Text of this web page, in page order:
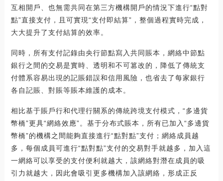
互相開戶、也無需共同在第三方機構開戶的情況下進行“點對
點”直接支付，且可實現“支付即結算”，整個過程實時完成，
大大提升了支付結算的效率。
同時，所有支付記錄由央行節點寫入共同賬本，網絡中節點
銀行之間的交易是實時、透明和不可篡改的，降低了傳統支
付體系容易出現的記賬錯誤和信用風險，也省去了每家銀行
各自記賬、對賬等賬本維護的成本。
相比基于賬戶行和代理行關系的傳統跨境支付模式，“多邊貨
幣橋”更具“網絡效應”。基于分布式賬本，所有已加入“多邊貨
幣橋”的機構之間能夠直接進行“點對點”支付；網絡成員越
多，每個成員可進行“點對點”支付的交易對手就越多，加入這
一網絡可以享受的支付便利就越大，該網絡對潛在成員的吸
引力就越大，因此會吸引更多機構加入該網絡，形成正反